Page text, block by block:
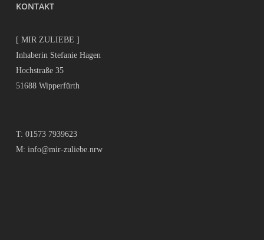
KONTAKT
[ MIR ZULIEBE ]
Inhaberin Stefanie Hagen
Hochstraße 35
51688 Wipperfürth
T: 01573 7939623
M: info@mir-zuliebe.nrw